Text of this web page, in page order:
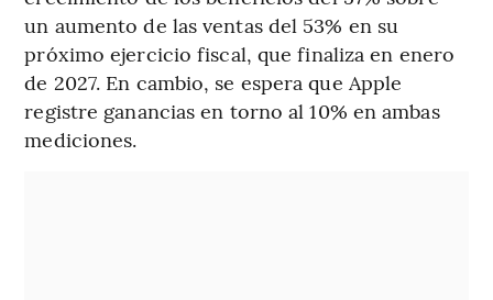
un aumento de las ventas del 53% en su
próximo ejercicio fiscal, que finaliza en enero
de 2027. En cambio, se espera que Apple
registre ganancias en torno al 10% en ambas
mediciones.